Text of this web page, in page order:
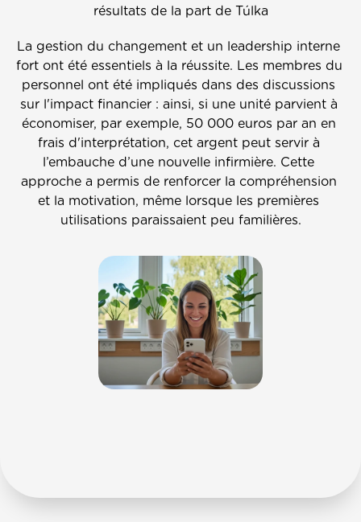
résultats de la part de Túlka
La gestion du changement et un leadership interne
fort ont été essentiels à la réussite. Les membres du
personnel ont été impliqués dans des discussions
sur l'impact financier : ainsi, si une unité parvient à
économiser, par exemple, 50 000 euros par an en
frais d'interprétation, cet argent peut servir à
l’embauche d’une nouvelle infirmière. Cette
approche a permis de renforcer la compréhension
et la motivation, même lorsque les premières
utilisations paraissaient peu familières.